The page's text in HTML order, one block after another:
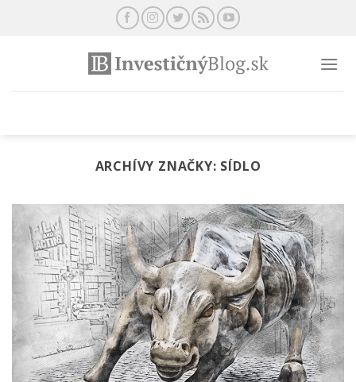
ARCHÍVY ZNAČKY: SÍDLO